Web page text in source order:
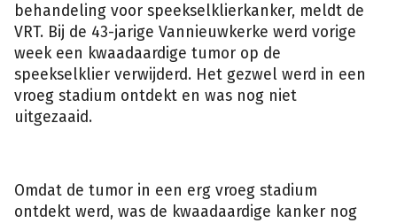
behandeling voor speekselklierkanker, meldt de
VRT. Bij de 43-jarige Vannieuwkerke werd vorige
week een kwaadaardige tumor op de
speekselklier verwijderd. Het gezwel werd in een
vroeg stadium ontdekt en was nog niet
uitgezaaid.
Omdat de tumor in een erg vroeg stadium
ontdekt werd, was de kwaadaardige kanker nog